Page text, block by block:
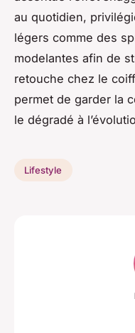
au quotidien,
légers comme des
modelantes afin de
retouche chez le
permet de garder la
le dégradé à
Lifestyle